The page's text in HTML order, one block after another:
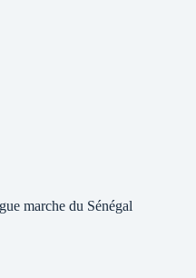
marche du Sénégal